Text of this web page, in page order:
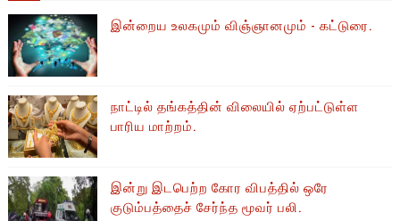
இன்றைய உலகமும் விஞ்ஞானமும் - கட்டுரை.
நாட்டில் தங்கத்தின் விலையில் ஏற்பட்டுள்ள
பாரிய மாற்றம்.
இன்று இடபெற்ற கோர விபத்தில் ஒரே
குடும்பத்தைச் சேர்ந்த மூவர் பலி.